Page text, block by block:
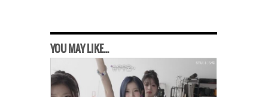
YOU MAY LIKE...